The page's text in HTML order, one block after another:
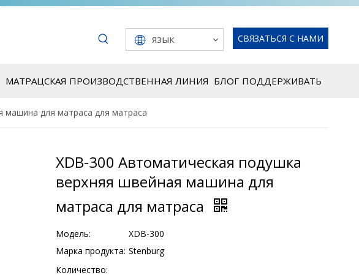
язык СВЯЗАТЬСЯ С НАМИ
МАТРАЦСКАЯ ПРОИЗВОДСТВЕННАЯ ЛИНИЯ БЛОГ ПОДДЕРЖИВАТЬ
машина для матраса для матраса
XDB-300 Автоматическая подушка
верхняя швейная машина для
матраса для матраса
Модель:
XDB-300
Марка продукта: Stenburg
Количество: